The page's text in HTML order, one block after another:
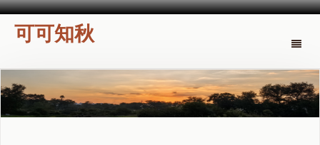
Toggle
可可知秋